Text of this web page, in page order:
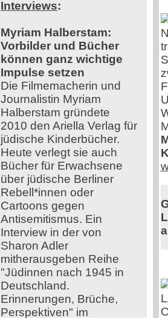
Interviews:
Myriam Halberstam:
Vorbilder und Bücher
können ganz wichtige
Impulse setzen
Die Filmemacherin und
Journalistin Myriam
Halberstam gründete
2010 den Ariella Verlag für
jüdische Kinderbücher.
Heute verlegt sie auch
Bücher für Erwachsene
über jüdische Berliner
Rebell*innen oder
Cartoons gegen
Antisemitismus. Ein
Interview in der von
Sharon Adler
mitherausgeben Reihe
"Jüdinnen nach 1945 in
Deutschland.
Erinnerungen, Brüche,
Perspektiven" im